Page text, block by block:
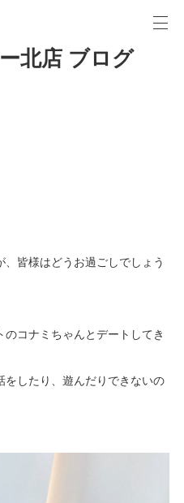
北店 ブログ
皆様はどうお過ごしでしょう
コナミちゃんとデートしてき
したり、遊んだりできないの